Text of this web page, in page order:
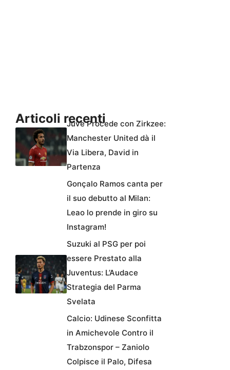
Articoli recentiJuve Procede con Zirkzee:
Manchester United dà il
Via Libera, David in
Partenza
Gonçalo Ramos canta per
il suo debutto al Milan:
Leao lo prende in giro su
Instagram!
Suzuki al PSG per poi
essere Prestato alla
Juventus: L’Audace
Strategia del Parma
Svelata
Calcio: Udinese Sconfitta
in Amichevole Contro il
Trabzonspor – Zaniolo
Colpisce il Palo, Difesa